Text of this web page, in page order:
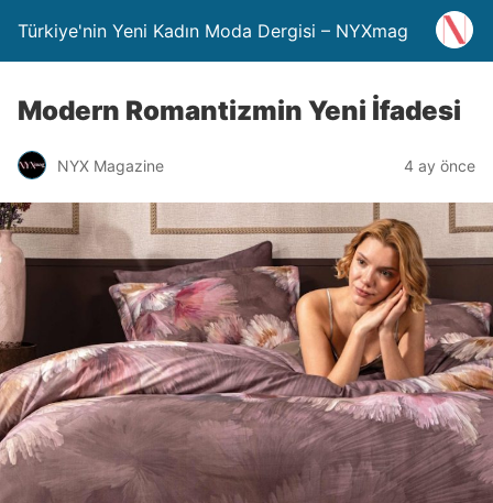
Türkiye'nin Yeni Kadın Moda Dergisi – NYXmag
Modern Romantizmin Yeni İfadesi
NYX Magazine 4 ay önce